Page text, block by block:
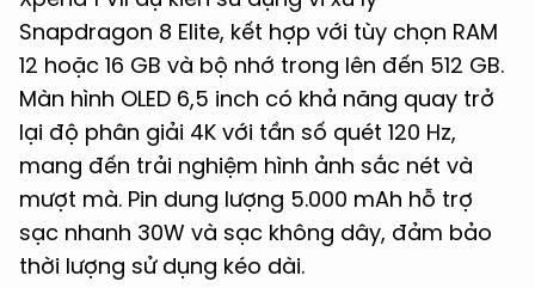
Snapdragon 8 Elite, kết hợp với tùy chọn RAM
12 hoặc 16 GB và bộ nhớ trong lên đến 512 GB.
Màn hình OLED 6,5 inch có khả năng quay trở
lại độ phân giải 4K với tần số quét 120 Hz,
mang đến trải nghiệm hình ảnh sắc nét và
mượt mà. Pin dung lượng 5.000 mAh hỗ trợ
sạc nhanh 30W và sạc không dây, đảm bảo
thời lượng sử dụng kéo dài.